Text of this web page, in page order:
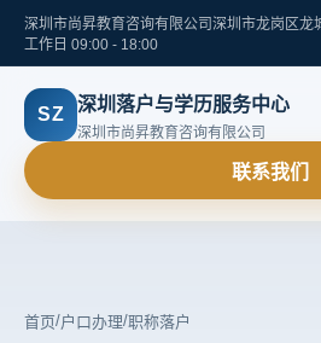
深圳市尚昇教育咨询有限公司 深圳市龙岗区龙
工作日 09:00 - 18:00
SZ 深圳落户与学历服务中心
深圳市尚昇教育咨询有限公司
联系我们
首页/户口办理/职称落户